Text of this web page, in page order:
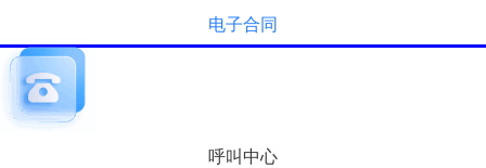
电子合同
呼叫中心